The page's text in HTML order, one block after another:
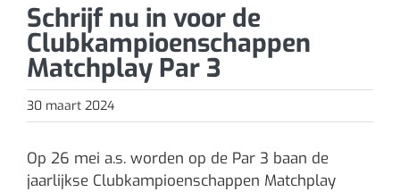
Schrijf nu in voor de
Clubkampioenschappen
Matchplay Par 3
30 maart 2024
Op 26 mei a.s. worden op de Par 3 baan de
jaarlijkse Clubkampioenschappen Matchplay